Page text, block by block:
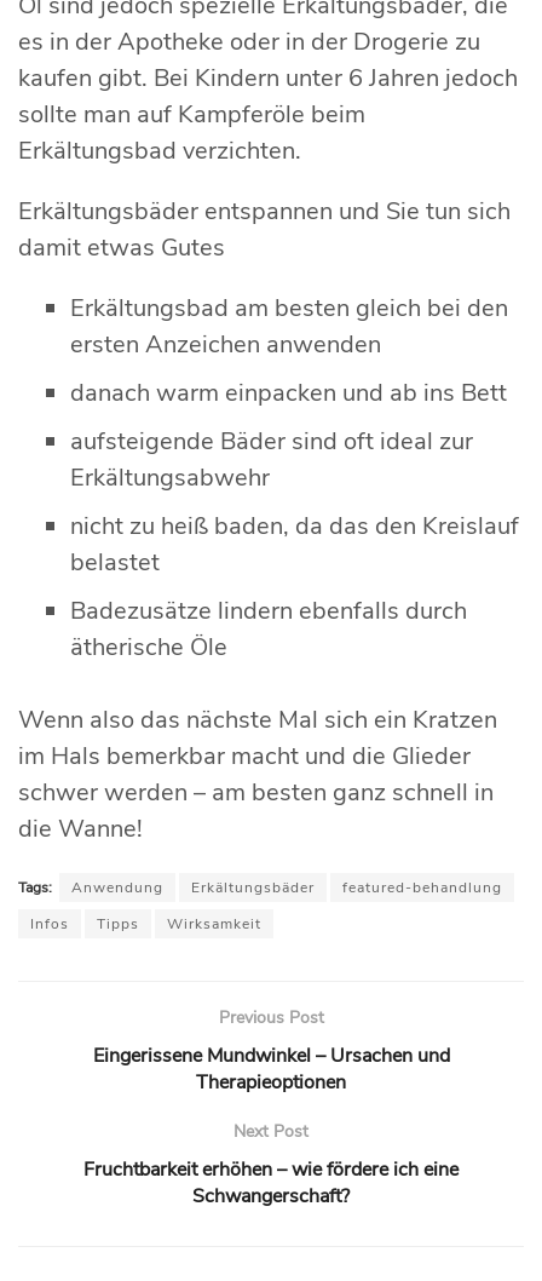
es in der Apotheke oder in der Drogerie zu
kaufen gibt. Bei Kindern unter 6 Jahren jedoch
sollte man auf Kampferöle beim
Erkältungsbad verzichten.
Erkältungsbäder entspannen und Sie tun sich
damit etwas Gutes
Erkältungsbad am besten gleich bei den
ersten Anzeichen anwenden
danach warm einpacken und ab ins Bett
aufsteigende Bäder sind oft ideal zur
Erkältungsabwehr
nicht zu heiß baden, da das den Kreislauf
belastet
Badezusätze lindern ebenfalls durch
ätherische Öle
Wenn also das nächste Mal sich ein Kratzen
im Hals bemerkbar macht und die Glieder
schwer werden – am besten ganz schnell in
die Wanne!
Tags: Anwendung Erkältungsbäder
featured-behandlung
Infos
Tipps Wirksamkeit
Previous Post
Eingerissene Mundwinkel – Ursachen und
Therapieoptionen
Next Post
Fruchtbarkeit erhöhen – wie fördere ich eine
Schwangerschaft?